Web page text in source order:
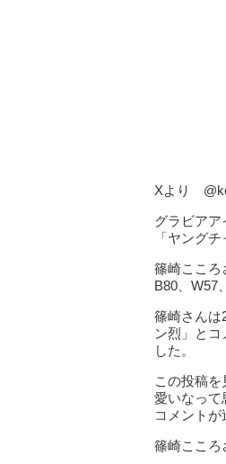
Xより
グラビア
「ヤング
篠崎こころ
B80、W57
篠崎さんは
ン烈」と
した。
この投稿
愛いなって
コメントが
篠崎こころ